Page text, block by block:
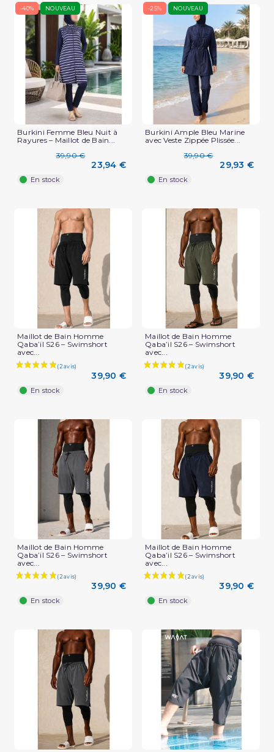
-40% NOUVEAU
Burkini Femme Bleu Nuit à
Rayures – Maillot de Bain...
39,90 €
23,94 €
En stock
-25% NOUVEAU
Burkini Ample Bleu Marine
avec Veste Zippée Plissée...
39,90 €
29,93 €
En stock
Maillot de Bain Homme
Qaba’il S26 – Swimshort
avec...
39,90 €
En stock
Maillot de Bain Homme
Qaba’il S26 – Swimshort
avec...
39,90 €
En stock
Maillot de Bain Homme
Qaba’il S26 – Swimshort
avec...
39,90 €
En stock
Maillot de Bain Homme
Qaba’il S26 – Swimshort
avec...
39,90 €
En stock